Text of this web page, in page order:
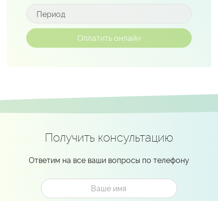
Получить консультацию
Ответим на все ваши вопросы по телефону